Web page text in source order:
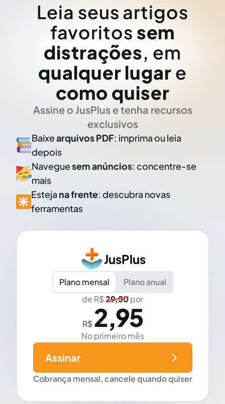
Leia seus artigos
favoritos sem
distrações, em
qualquer lugar e
como quiser
Assine o JusPlus e tenha recursos
exclusivos
Baixearquivos PDF: imprima ou leia
depois
Naveguesem anúncios: concentre-se
mais
Esteja na frente: descubra novas
ferramentas
JusPlus
Plano mensal
Plano anual
de R$29,50por
R$ 2,95
No primeiro mês
Cobrança mensal, cancele quando quiser
Assinar